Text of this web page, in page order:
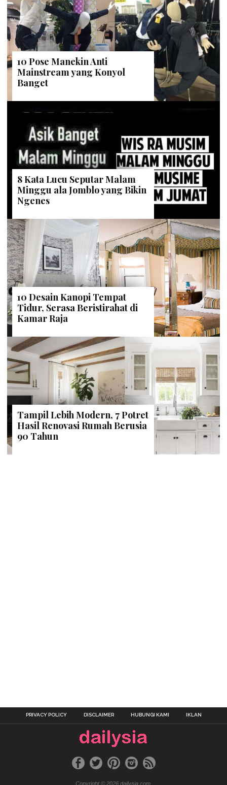
10 Pose Manekin Anti
Mainstream yang Konyol
Banget
8 Kata Lucu Seputar Malam
Minggu ala Jomblo yang Bikin
Ngenes
10 Desain Kanopi Tempat
Tidur, Serasa Beristirahat di
Kamar Raja
Tampil Lebih Modern, 7 Potret
Hasil Renovasi Rumah Berusia
90 Tahun
PRIVACY POLICY DISCLAIMER HUBUNGI KAMI IKLAN
Copyright © 2026 dailysia.com.